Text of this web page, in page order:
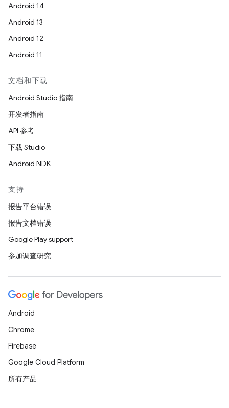
Android 14
Android 13
Android 12
Android 11
文档和下载
Android Studio 指南
开发者指南
API 参考
下载 Studio
Android NDK
支持
报告平台错误
报告文档错误
Google Play support
参加调查研究
Android
Chrome
Firebase
Google Cloud Platform
所有产品